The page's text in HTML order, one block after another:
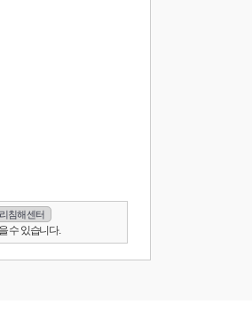
침해 센터
수 있습니다.